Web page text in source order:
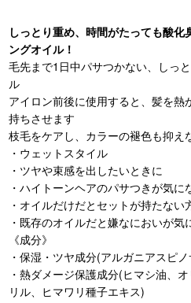
しっとり重め、時間がたっても酸化
ングオイル！
毛先まで1日中パサつかない、しっ
ル
アイロン前後に使用すると、髪を
持ちさせます
枝毛をケアし、カラーの褪色も抑え
・ウェットスタイル
・ツヤや束感を出したいときに
・ハイトーンヘアのパサつきが気に
・オイルだけだとセットが持たない
・既存のオイルだと嫌なにおいが気
《成分》
・保湿・ツヤ成分(アルガニアスピ
・熱ダメージ保護成分(ヒマシ油、
リル、ヒマワリ種子エキス)